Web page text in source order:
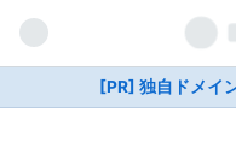
[PR] 独自ドメイ